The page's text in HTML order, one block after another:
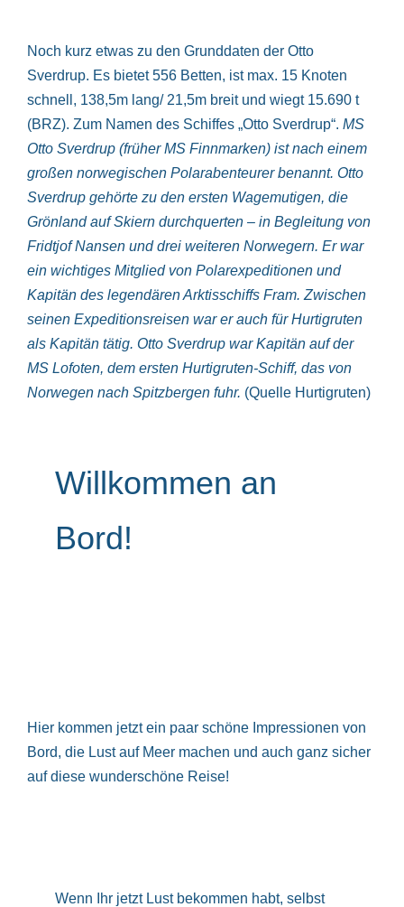
Noch kurz etwas zu den Grunddaten der Otto
Sverdrup. Es bietet 556 Betten, ist max. 15 Knoten
schnell, 138,5m lang/ 21,5m breit und wiegt 15.690 t
(BRZ). Zum Namen des Schiffes „Otto Sverdrup“. MS
Otto Sverdrup (früher MS Finnmarken) ist nach einem
großen norwegischen Polarabenteurer benannt. Otto
Sverdrup gehörte zu den ersten Wagemutigen, die
Grönland auf Skiern durchquerten – in Begleitung von
Fridtjof Nansen und drei weiteren Norwegern. Er war
ein wichtiges Mitglied von Polarexpeditionen und
Kapitän des legendären Arktisschiffs Fram. Zwischen
seinen Expeditionsreisen war er auch für Hurtigruten
als Kapitän tätig. Otto Sverdrup war Kapitän auf der
MS Lofoten, dem ersten Hurtigruten-Schiff, das von
Norwegen nach Spitzbergen fuhr. (Quelle Hurtigruten)
Willkommen an
Bord!
Hier kommen jetzt ein paar schöne Impressionen von
Bord, die Lust auf Meer machen und auch ganz sicher
auf diese wunderschöne Reise!
Wenn Ihr jetzt Lust bekommen habt, selbst